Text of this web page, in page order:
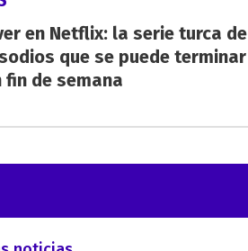
en Netflix: la serie turca de
que se puede terminar
fin de semana